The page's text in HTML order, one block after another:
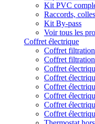
Kit PVC
Raccords,
Kit By-pass
Voir tous les
Coffret électrique
Coffret
Coffret
Coffret
Coffret
Coffret
Coffret
Coffret
Coffret